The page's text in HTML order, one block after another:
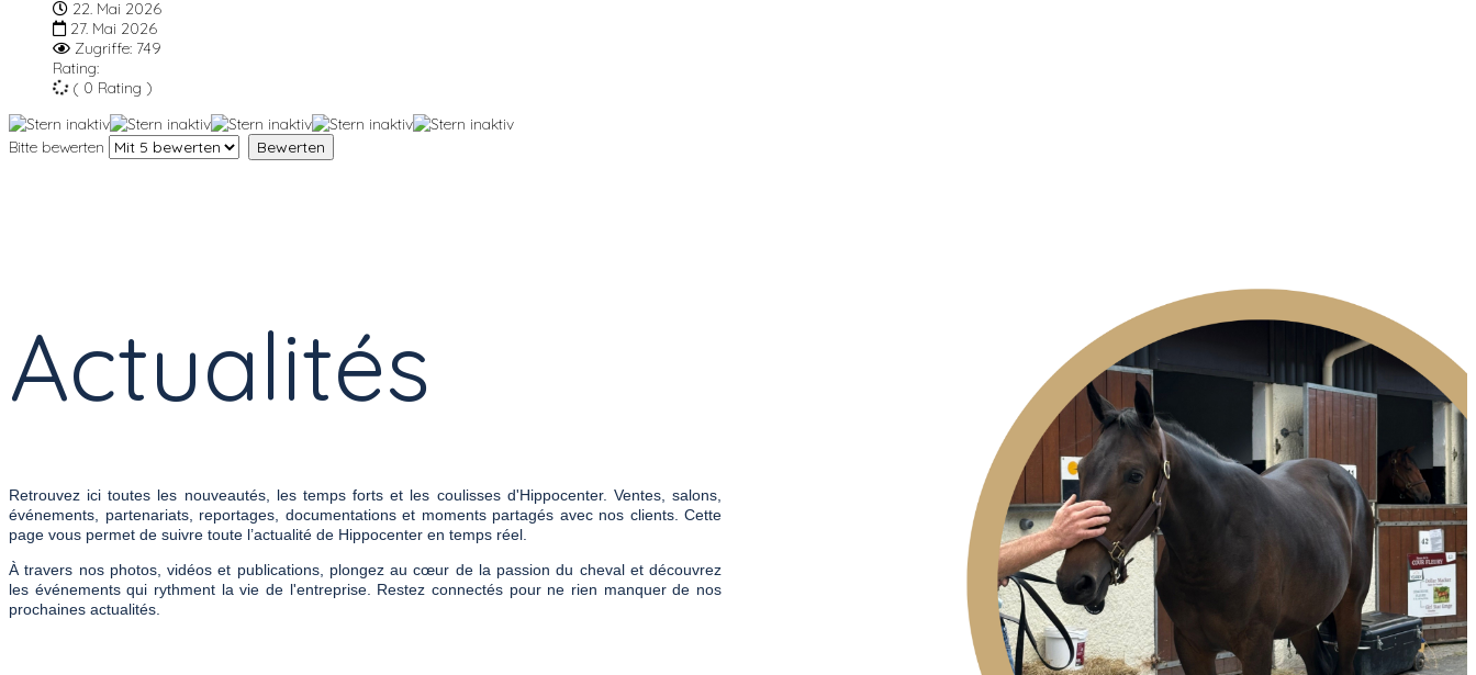
22. Mai 2026
27. Mai 2026
Zugriffe: 749
Rating:
( 0 Rating )
Bitte bewerten
Actualités
Retrouvez ici toutes les nouveautés, les temps forts et les coulisses d'Hippocenter. Ventes, salons,
événements, partenariats, reportages, documentations et moments partagés avec nos clients. Cette
page vous permet de suivre toute l’actualité de Hippocenter en temps réel.
À travers nos photos, vidéos et publications, plongez au cœur de la passion du cheval et découvrez
les événements qui rythment la vie de l'entreprise. Restez connectés pour ne rien manquer de nos
prochaines actualités.